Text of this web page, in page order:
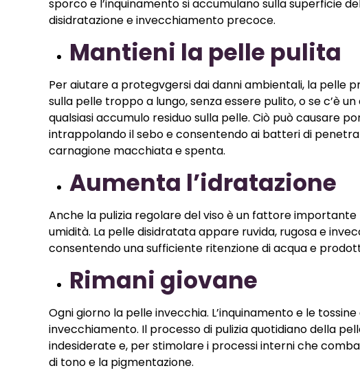
sporco e l’inquinamento si accumulano sulla superficie
disidratazione e invecchiamento precoce.
Mantieni la pelle pulita
Per aiutare a protegvgersi dai danni ambientali, la pelle
sulla pelle troppo a lungo, senza essere pulito, o se c’è
qualsiasi accumulo residuo sulla pelle. Ciò può causare
intrappolando il sebo e consentendo ai batteri di
carnagione macchiata e spenta.
Aumenta l’idratazione
Anche la pulizia regolare del viso è un fattore
umidità. La pelle disidratata appare ruvida, rugosa e
consentendo una sufficiente ritenzione di acqua e
Rimani giovane
Ogni giorno la pelle invecchia. L’inquinamento e le
invecchiamento. Il processo di pulizia quotidiano della
indesiderate e, per stimolare i processi interni che
di tono e la pigmentazione.